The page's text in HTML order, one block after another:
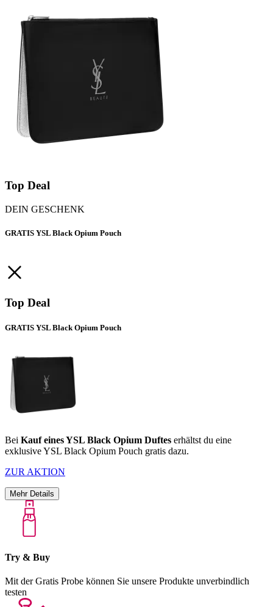
Top Deal
DEIN GESCHENK
GRATIS YSL Black Opium Pouch
Top Deal
GRATIS YSL Black Opium Pouch
Bei Kauf eines YSL Black Opium Duftes erhältst du eine
exklusive YSL Black Opium Pouch gratis dazu.
ZUR AKTION
Mehr Details
Try & Buy
Mit der Gratis Probe können Sie unsere Produkte unverbindlich
testen